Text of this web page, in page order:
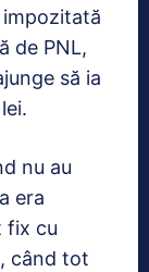
impozitată
de PNL,
să ia
nu au
era
fix cu
când tot